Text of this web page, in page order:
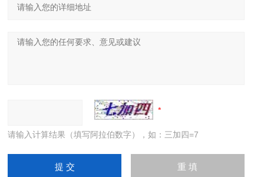
请输入计算结果（填写阿拉伯数字），如：三加四=7